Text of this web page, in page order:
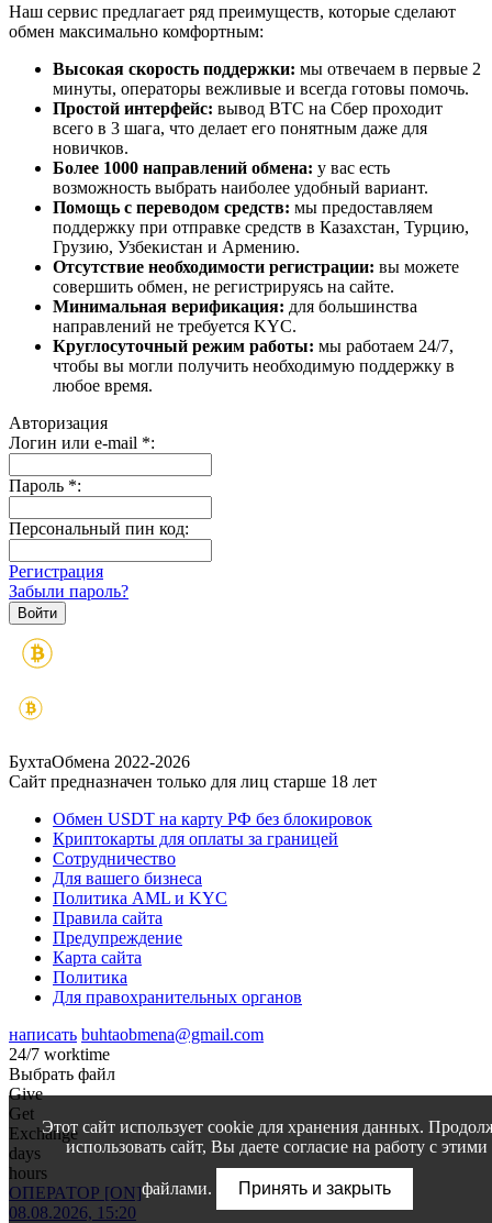
Наш сервис предлагает ряд преимуществ, которые сделают
обмен максимально комфортным:
Высокая скорость поддержки: мы отвечаем в первые 2
минуты, операторы вежливые и всегда готовы помочь.
Простой интерфейс: вывод BTC на Сбер проходит
всего в 3 шага, что делает его понятным даже для
новичков.
Более 1000 направлений обмена: у вас есть
возможность выбрать наиболее удобный вариант.
Помощь с переводом средств: мы предоставляем
поддержку при отправке средств в Казахстан, Турцию,
Грузию, Узбекистан и Армению.
Отсутствие необходимости регистрации: вы можете
совершить обмен, не регистрируясь на сайте.
Минимальная верификация: для большинства
направлений не требуется KYC.
Круглосуточный режим работы: мы работаем 24/7,
чтобы вы могли получить необходимую поддержку в
любое время.
Авторизация
Логин или e-mail *:
Пароль *:
Персональный пин код:
Регистрация
Забыли пароль?
БухтаОбмена 2022-2026
Сайт предназначен только для лиц старше 18 лет
Обмен USDT на карту РФ без блокировок
Криптокарты для оплаты за границей
Сотрудничество
Для вашего бизнеса
Политика AML и KYC
Правила сайта
Предупреждение
Карта сайта
Политика
Для правохранительных органов
написать buhtaobmena@gmail.com
24/7 worktime
Выбрать файл
Give
Get
Exchange
days
hours
ОПЕРАТОР [ON]
08.08.2026, 15:20
Этот сайт использует cookie для хранения данных.
использовать сайт, Вы даете согласие на работу с этими
файлами. Принять и закрыть